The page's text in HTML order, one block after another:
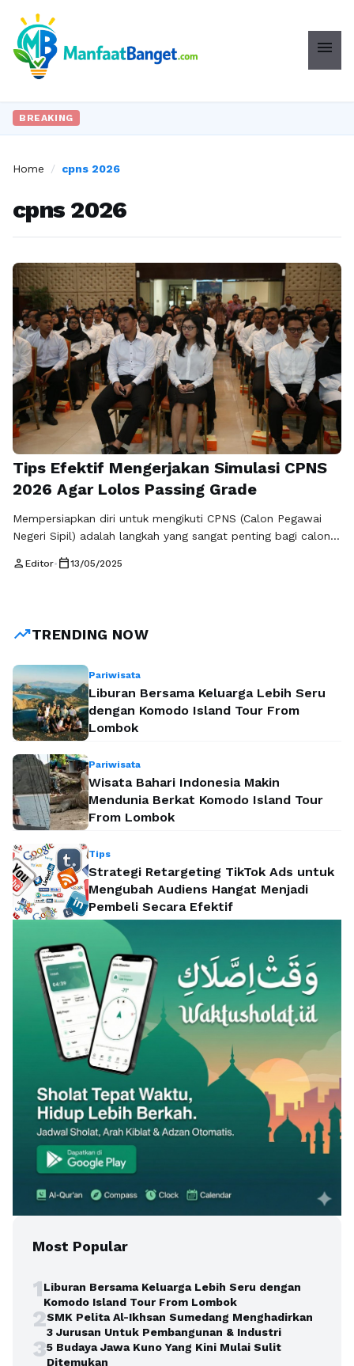
menu
BREAKING
Home / cpns 2026
cpns 2026
Tips Efektif Mengerjakan Simulasi CPNS
2026 Agar Lolos Passing Grade
Mempersiapkan diri untuk mengikuti CPNS (Calon Pegawai
Negeri Sipil) adalah langkah yang sangat penting bagi calon
menjelang CPNS 2026, setiap peserta harus memiliki strategi
… Baca Selengkapnya
person Editor• calendar_today13/05/2025
trending_upTRENDING NOW
Pariwisata
Liburan Bersama Keluarga Lebih Seru
dengan Komodo Island Tour From
Lombok
Pariwisata
Wisata Bahari Indonesia Makin
Mendunia Berkat Komodo Island Tour
From Lombok
Tips
Strategi Retargeting TikTok Ads untuk
Mengubah Audiens Hangat Menjadi
Pembeli Secara Efektif
Most Popular
1Liburan Bersama Keluarga Lebih Seru dengan
Komodo Island Tour From Lombok
2SMK Pelita Al-Ikhsan Sumedang Menghadirkan
3 Jurusan Untuk Pembangunan & Industri
35 Budaya Jawa Kuno Yang Kini Mulai Sulit
Ditemukan